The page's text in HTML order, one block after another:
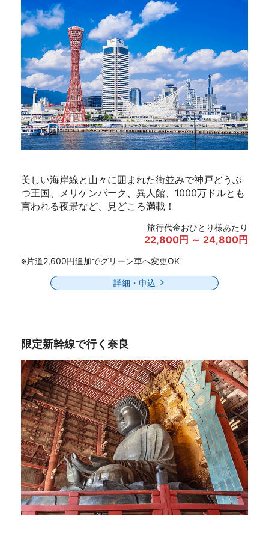
美しい海岸線と山々に囲まれた街並みで神戸どうぶ
つ王国、メリケンパーク、異人館、1000万ドルとも
言われる夜景など、見どころ満載！
旅行代金おひとり様あたり
22,800円 ～ 24,800円
※片道2,600円追加でグリーン車へ変更OK
詳細・申込
限定新幹線で行く奈良